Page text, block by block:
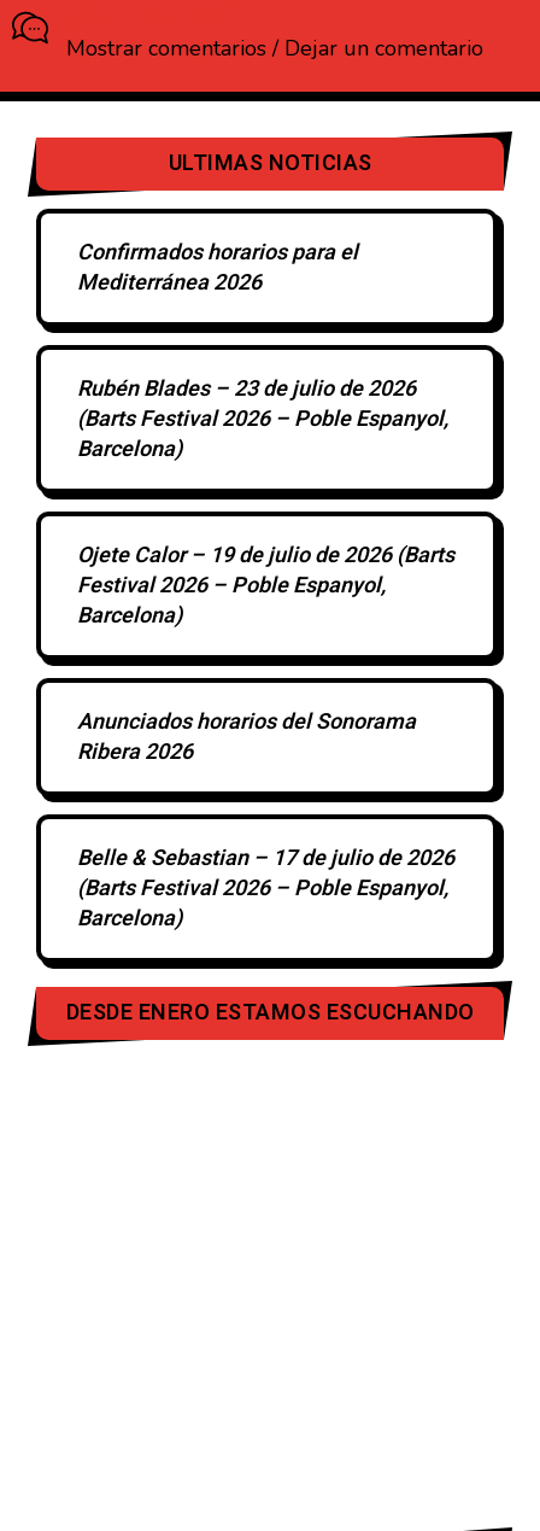
Mostrar comentarios / Dejar un comentario
ULTIMAS NOTICIAS
Confirmados horarios para el
Mediterránea 2026
Rubén Blades – 23 de julio de 2026
(Barts Festival 2026 – Poble Espanyol,
Barcelona)
Ojete Calor – 19 de julio de 2026 (Barts
Festival 2026 – Poble Espanyol,
Barcelona)
Anunciados horarios del Sonorama
Ribera 2026
Belle & Sebastian – 17 de julio de 2026
(Barts Festival 2026 – Poble Espanyol,
Barcelona)
DESDE ENERO ESTAMOS ESCUCHANDO